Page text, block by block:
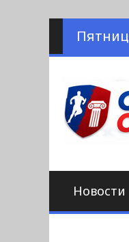
Наверх
Новости